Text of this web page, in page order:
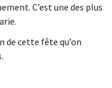
C’est une des plus
de cette fête qu’on